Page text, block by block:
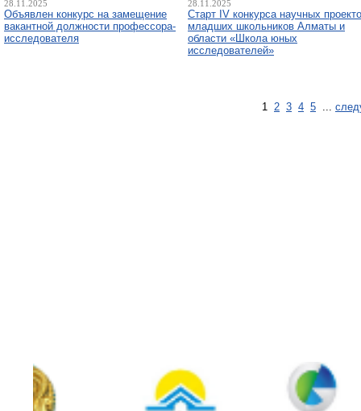
28.11.2025
Объявлен конкурс на замещение
вакантной должности профессора-
исследователя
28.11.2025
Старт IV конкурса научных
младших школьников Алматы и
области «Школа юных
исследователей»
1 2 3 4 5 ...